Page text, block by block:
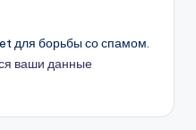
для борьбы со спамом.
ваши данные